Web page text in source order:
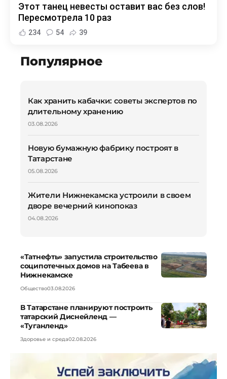
Этот танец невесты оставит вас без слов!
Пересмотрела 10 раз
234 54 39
Популярное
Как хранить кабачки: советы экспертов по
длительному хранению
03.08.2026
Новую бумажную фабрику построят в
Татарстане
05.08.2026
Жители Нижнекамска устроили в своем
дворе вечерний кинопоказ
04.08.2026
«Татнефть» запустила строительство
соципотечных домов на Табеева в
Нижнекамске
Общество03.08.2026
В Татарстане планируют построить
татарский Диснейленд —
«Туганленд»
Здоровье и среда02.08.2026